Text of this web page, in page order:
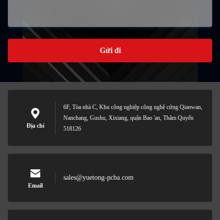
Gửi đi
Địa chỉ
6F, Tòa nhà C, Khu công nghiệp công nghệ cứng Qianwan,
Nanchang, Gushu, Xixiang, quận Bao 'an, Thâm Quyến
518126
Email
sales@yuetong-pcba.com